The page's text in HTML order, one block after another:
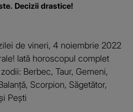
Decizii drastice!
de vineri, 4 noiembrie 2022
Iată horoscopul complet
Berbec, Taur, Gemeni,
Scorpion, Săgetător,
Pești